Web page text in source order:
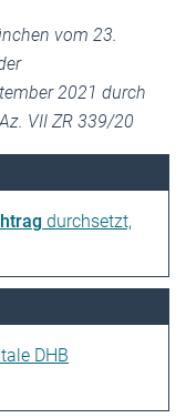
vom 23.
2021 durch
VII ZR 339/20
durchsetzt,
DHB